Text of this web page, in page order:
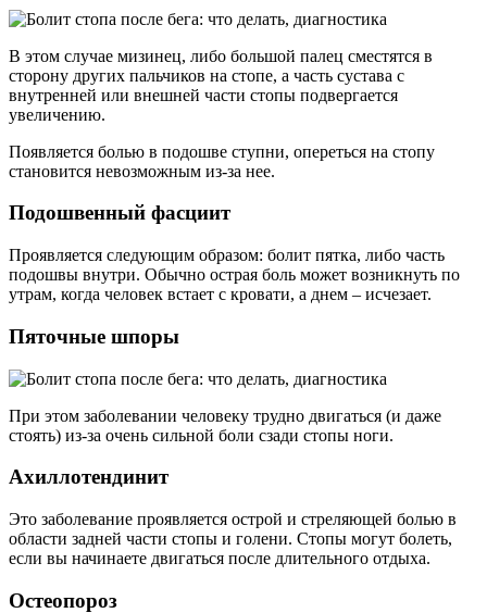
В этом случае мизинец, либо большой палец сместятся в
сторону других пальчиков на стопе, а часть сустава с
внутренней или внешней части стопы подвергается
увеличению.
Появляется болью в подошве ступни, опереться на стопу
становится невозможным из-за нее.
Подошвенный фасциит
Проявляется следующим образом: болит пятка, либо часть
подошвы внутри. Обычно острая боль может возникнуть по
утрам, когда человек встает с кровати, а днем – исчезает.
Пяточные шпоры
При этом заболевании человеку трудно двигаться (и даже
стоять) из-за очень сильной боли сзади стопы ноги.
Ахиллотендинит
Это заболевание проявляется острой и стреляющей болью в
области задней части стопы и голени. Стопы могут болеть,
если вы начинаете двигаться после длительного отдыха.
Остеопороз